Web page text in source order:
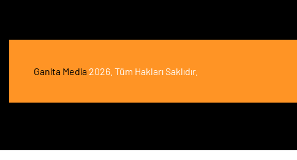
Ganita Media 2026. Tüm Hakları Saklıdır.